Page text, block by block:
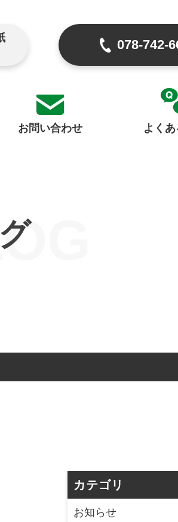
078-742-
お問い合わせ よく
カテゴリ
お知らせ